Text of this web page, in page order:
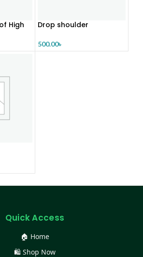
High
Drop shoulder
500.00৳
Quick Access
🏠 Home
🛍️ Shop Now